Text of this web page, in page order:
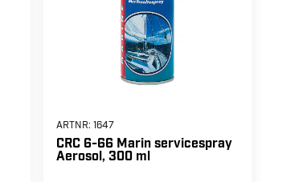
ARTNR:1647
CRC 6-66 Marin servicespray
Aerosol, 300 ml